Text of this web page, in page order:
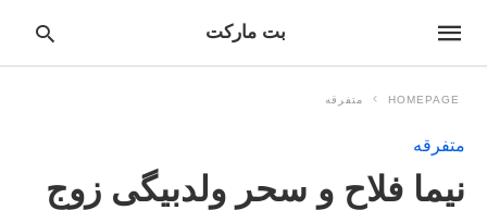
بت مارکت
HOMEPAGE متفرقه
متفرقه
نیما فلاح و سحر ولدبیگی زوج